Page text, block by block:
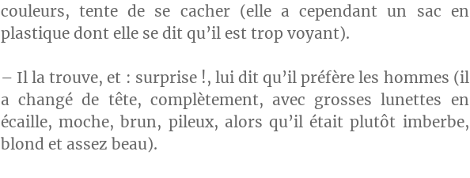
couleurs, tente de se cacher (elle a cependant un sac en
plastique dont elle se dit qu’il est trop voyant).
– Il la trouve, et : surprise !, lui dit qu’il préfère les hommes (il
a changé de tête, complètement, avec grosses lunettes en
écaille, moche, brun, pileux, alors qu’il était plutôt imberbe,
blond et assez beau).